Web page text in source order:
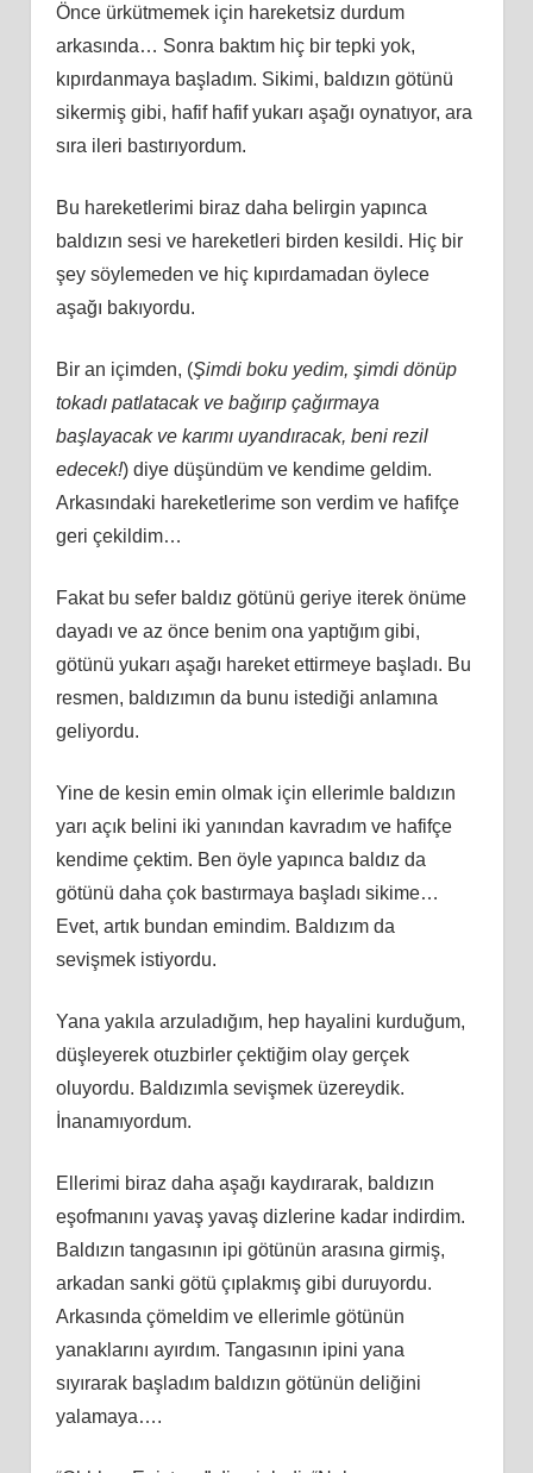
Önce ürkütmemek için hareketsiz durdum
arkasında… Sonra baktım hiç bir tepki yok,
kıpırdanmaya başladım. Sikimi, baldızın götünü
sikermiş gibi, hafif hafif yukarı aşağı oynatıyor, ara
sıra ileri bastırıyordum.
Bu hareketlerimi biraz daha belirgin yapınca
baldızın sesi ve hareketleri birden kesildi. Hiç bir
şey söylemeden ve hiç kıpırdamadan öylece
aşağı bakıyordu.
Bir an içimden, (Şimdi boku yedim, şimdi dönüp
tokadı patlatacak ve bağırıp çağırmaya
başlayacak ve karımı uyandıracak, beni rezil
edecek!) diye düşündüm ve kendime geldim.
Arkasındaki hareketlerime son verdim ve hafifçe
geri çekildim…
Fakat bu sefer baldız götünü geriye iterek önüme
dayadı ve az önce benim ona yaptığım gibi,
götünü yukarı aşağı hareket ettirmeye başladı. Bu
resmen, baldızımın da bunu istediği anlamına
geliyordu.
Yine de kesin emin olmak için ellerimle baldızın
yarı açık belini iki yanından kavradım ve hafifçe
kendime çektim. Ben öyle yapınca baldız da
götünü daha çok bastırmaya başladı sikime…
Evet, artık bundan emindim. Baldızım da
sevişmek istiyordu.
Yana yakıla arzuladığım, hep hayalini kurduğum,
düşleyerek otuzbirler çektiğim olay gerçek
oluyordu. Baldızımla sevişmek üzereydik.
İnanamıyordum.
Ellerimi biraz daha aşağı kaydırarak, baldızın
eşofmanını yavaş yavaş dizlerine kadar indirdim.
Baldızın tangasının ipi götünün arasına girmiş,
arkadan sanki götü çıplakmış gibi duruyordu.
Arkasında çömeldim ve ellerimle götünün
yanaklarını ayırdım. Tangasının ipini yana
sıyırarak başladım baldızın götünün deliğini
yalamaya….